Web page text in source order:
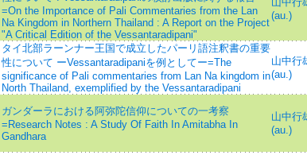
=On the Importance of Pali Commentaries from the Lan
Na Kingdom in Northern Thailand : A Report on the Project
"A Critical Edition of the Vessantaradipani"
(au.)
タイ北部ラーンナー王国で成立したパーリ語注釈書の重要
性について ーVessantaradipaniを例としてー=The
significance of Pali commentaries from Lan Na kingdom in
North Thailand, exemplified by the Vessantaradipani
山中行
(au.)
ガンダーラにおける阿弥陀信仰についての一考察
=Research Notes : A Study Of Faith In Amitabha In
Gandhara
山中行
(au.)